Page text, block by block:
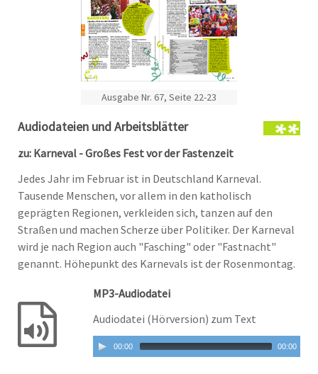
Ausgabe Nr. 67, Seite 22-23
Audiodateien und Arbeitsblätter
zu: Karneval - Großes Fest vor der Fastenzeit
Jedes Jahr im Februar ist in Deutschland Karneval.
Tausende Menschen, vor allem in den katholisch
geprägten Regionen, verkleiden sich, tanzen auf den
Straßen und machen Scherze über Politiker. Der Karneval
wird je nach Region auch "Fasching" oder "Fastnacht"
genannt. Höhepunkt des Karnevals ist der Rosenmontag.
MP3-Audiodatei
Audiodatei (Hörversion) zum Text
00:00 00:00